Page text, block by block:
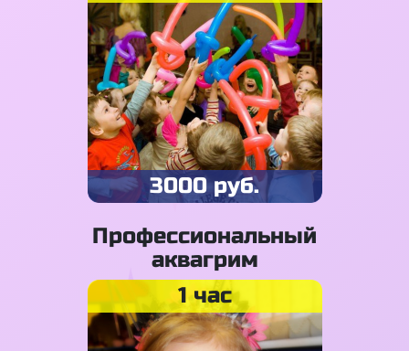
3000 руб.
Профессиональный
аквагрим
1 час